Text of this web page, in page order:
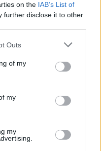
on the IAB’s List of
further disclose it to other
Outs
of my
my
my